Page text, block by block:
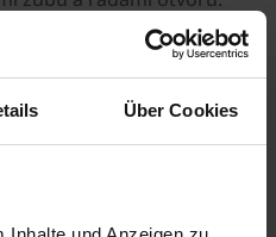
Über Cookies
přes matrici s
Po procesu lisování se
dopravních
jednoduchá jako u